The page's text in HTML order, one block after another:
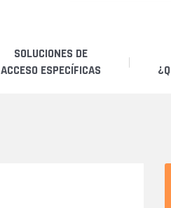
SOLUCIONES DE
ACCESO ESPECÍFICAS